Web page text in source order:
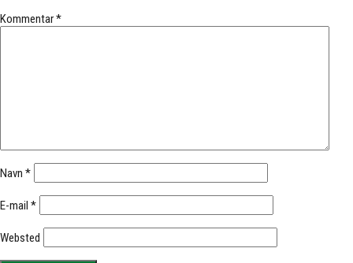
Kommentar*
Navn *
E-mail *
Websted